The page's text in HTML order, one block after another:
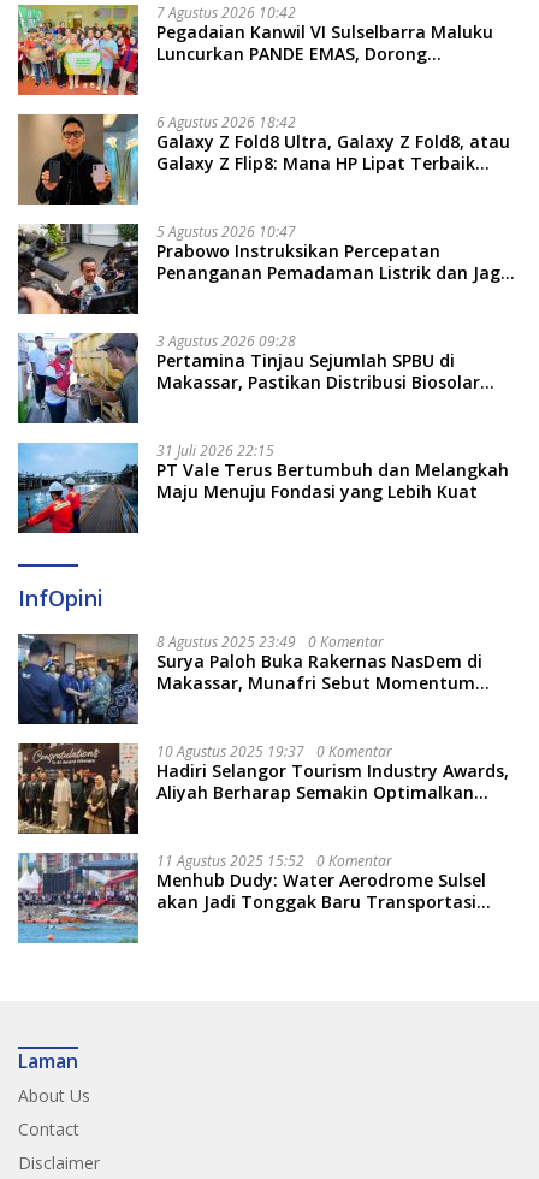
7 Agustus 2026 10:42
Pegadaian Kanwil VI Sulselbarra Maluku
Luncurkan PANDE EMAS, Dorong
6 Agustus 2026 18:42
Galaxy Z Fold8 Ultra, Galaxy Z Fold8, atau
Galaxy Z Flip8: Mana HP Lipat Terbaik
5 Agustus 2026 10:47
Prabowo Instruksikan Percepatan
Penanganan Pemadaman Listrik dan Jaga
3 Agustus 2026 09:28
Pertamina Tinjau Sejumlah SPBU di
Makassar, Pastikan Distribusi Biosolar
31 Juli 2026 22:15
PT Vale Terus Bertumbuh dan Melangkah
Maju Menuju Fondasi yang Lebih Kuat
InfOpini
8 Agustus 2025 23:49 0 Komentar
Surya Paloh Buka Rakernas NasDem di
Makassar, Munafri Sebut Momentum
10 Agustus 2025 19:37 0 Komentar
Hadiri Selangor Tourism Industry Awards,
Aliyah Berharap Semakin Optimalkan
11 Agustus 2025 15:52 0 Komentar
Menhub Dudy: Water Aerodrome Sulsel
akan Jadi Tonggak Baru Transportasi
Laman
About Us
Contact
Disclaimer